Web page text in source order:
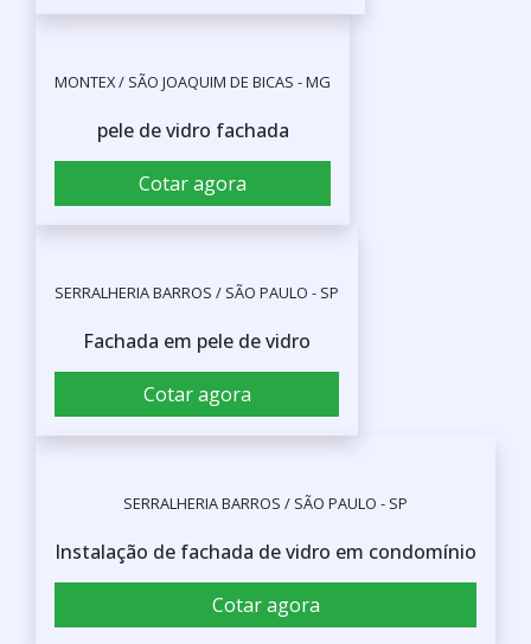
MONTEX / SÃO JOAQUIM DE BICAS - MG
pele de vidro fachada
Cotar agora
SERRALHERIA BARROS / SÃO PAULO - SP
Fachada em pele de vidro
Cotar agora
SERRALHERIA BARROS / SÃO PAULO - SP
Instalação de fachada de vidro em condomínio
Cotar agora